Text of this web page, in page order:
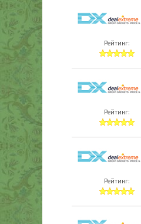
Рейтинг:
Рейтинг:
Рейтинг: